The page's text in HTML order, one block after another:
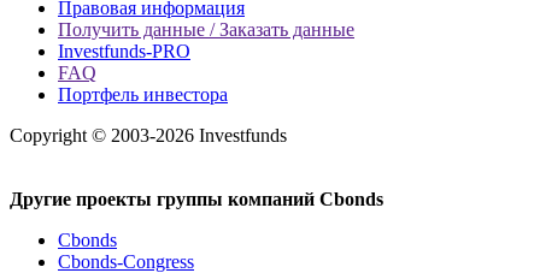
Правовая информация
Получить данные / Заказать данные
Investfunds-PRO
FAQ
Портфель инвестора
Copyright © 2003-2026 Investfunds
Другие проекты группы компаний Cbonds
Cbonds
Cbonds-Congress